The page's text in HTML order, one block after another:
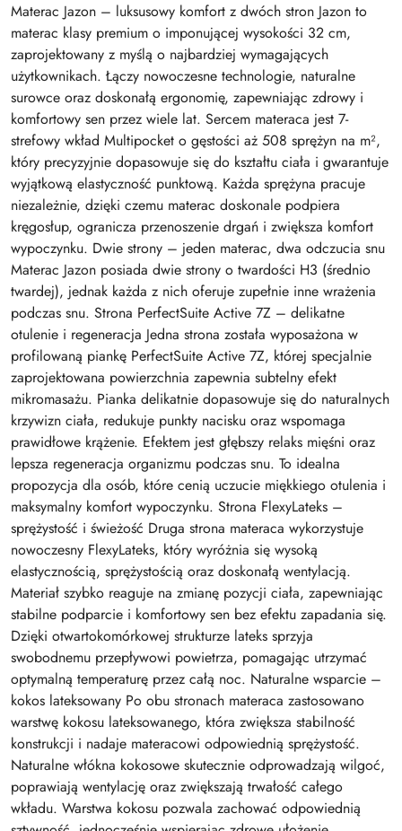
Materac Jazon – luksusowy komfort z dwóch stron Jazon to
materac klasy premium o imponującej wysokości 32 cm,
zaprojektowany z myślą o najbardziej wymagających
użytkownikach. Łączy nowoczesne technologie, naturalne
surowce oraz doskonałą ergonomię, zapewniając zdrowy i
komfortowy sen przez wiele lat. Sercem materaca jest 7-
strefowy wkład Multipocket o gęstości aż 508 sprężyn na m²,
który precyzyjnie dopasowuje się do kształtu ciała i gwarantuje
wyjątkową elastyczność punktową. Każda sprężyna pracuje
niezależnie, dzięki czemu materac doskonale podpiera
kręgosłup, ogranicza przenoszenie drgań i zwiększa komfort
wypoczynku. Dwie strony – jeden materac, dwa odczucia snu
Materac Jazon posiada dwie strony o twardości H3 (średnio
twardej), jednak każda z nich oferuje zupełnie inne wrażenia
podczas snu. Strona PerfectSuite Active 7Z – delikatne
otulenie i regeneracja Jedna strona została wyposażona w
profilowaną piankę PerfectSuite Active 7Z, której specjalnie
zaprojektowana powierzchnia zapewnia subtelny efekt
mikromasażu. Pianka delikatnie dopasowuje się do naturalnych
krzywizn ciała, redukuje punkty nacisku oraz wspomaga
prawidłowe krążenie. Efektem jest głębszy relaks mięśni oraz
lepsza regeneracja organizmu podczas snu. To idealna
propozycja dla osób, które cenią uczucie miękkiego otulenia i
maksymalny komfort wypoczynku. Strona FlexyLateks –
sprężystość i świeżość Druga strona materaca wykorzystuje
nowoczesny FlexyLateks, który wyróżnia się wysoką
elastycznością, sprężystością oraz doskonałą wentylacją.
Materiał szybko reaguje na zmianę pozycji ciała, zapewniając
stabilne podparcie i komfortowy sen bez efektu zapadania się.
Dzięki otwartokomórkowej strukturze lateks sprzyja
swobodnemu przepływowi powietrza, pomagając utrzymać
optymalną temperaturę przez całą noc. Naturalne wsparcie –
kokos lateksowany Po obu stronach materaca zastosowano
warstwę kokosu lateksowanego, która zwiększa stabilność
konstrukcji i nadaje materacowi odpowiednią sprężystość.
Naturalne włókna kokosowe skutecznie odprowadzają wilgoć,
poprawiają wentylację oraz zwiększają trwałość całego
wkładu. Warstwa kokosu pozwala zachować odpowiednią